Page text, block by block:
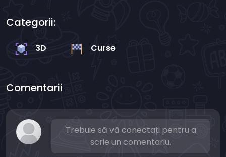
Categorii:
3D Curse
Comentarii
Trebuie să vă conectați pentru a
scrie un comentariu.